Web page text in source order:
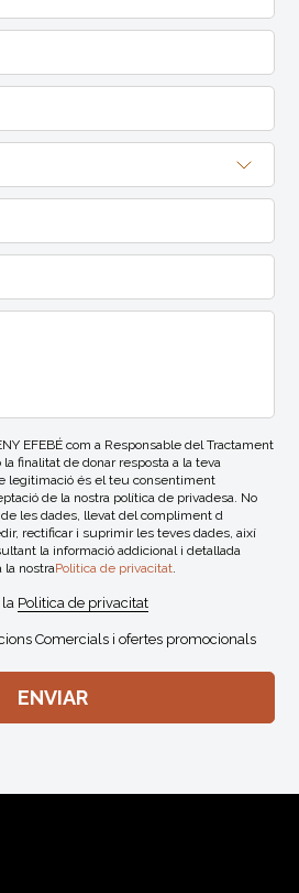
EFEBÉ com a Responsable del Tractament
finalitat de donar resposta a la teva
legitimació és el teu consentiment
de la nostra política de privadesa. No
les dades, llevat del compliment d
rectificar i suprimir les teves dades, així
la informació addicional i detallada
la nostraPolitica de privacitat
la Politica de privacitat
Comercials i ofertes promocionals